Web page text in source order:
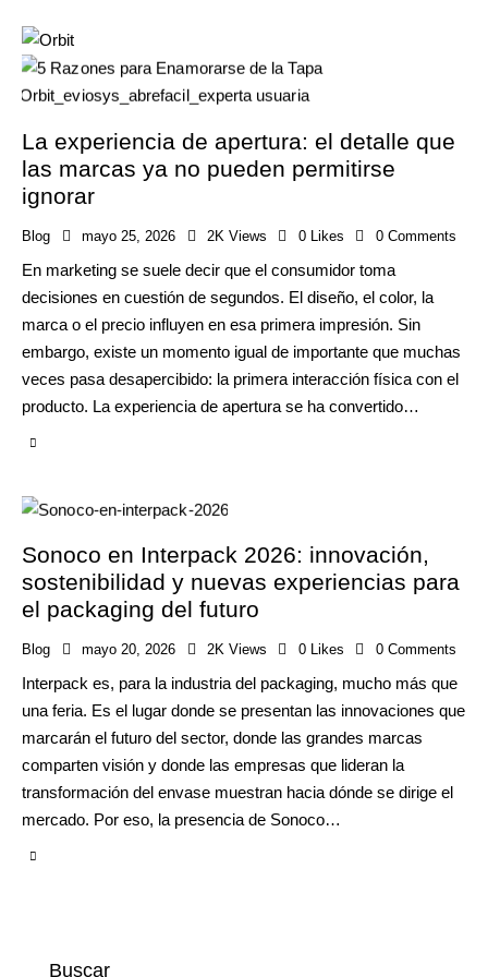
La experiencia de apertura: el detalle que
las marcas ya no pueden permitirse
ignorar
Blog mayo 25, 2026 2K Views 0 Likes 0 Comments
En marketing se suele decir que el consumidor toma
decisiones en cuestión de segundos. El diseño, el color, la
marca o el precio influyen en esa primera impresión. Sin
embargo, existe un momento igual de importante que muchas
veces pasa desapercibido: la primera interacción física con el
producto. La experiencia de apertura se ha convertido…
Sonoco en Interpack 2026: innovación,
sostenibilidad y nuevas experiencias para
el packaging del futuro
Blog mayo 20, 2026 2K Views 0 Likes 0 Comments
Interpack es, para la industria del packaging, mucho más que
una feria. Es el lugar donde se presentan las innovaciones que
marcarán el futuro del sector, donde las grandes marcas
comparten visión y donde las empresas que lideran la
transformación del envase muestran hacia dónde se dirige el
mercado. Por eso, la presencia de Sonoco…
Buscar